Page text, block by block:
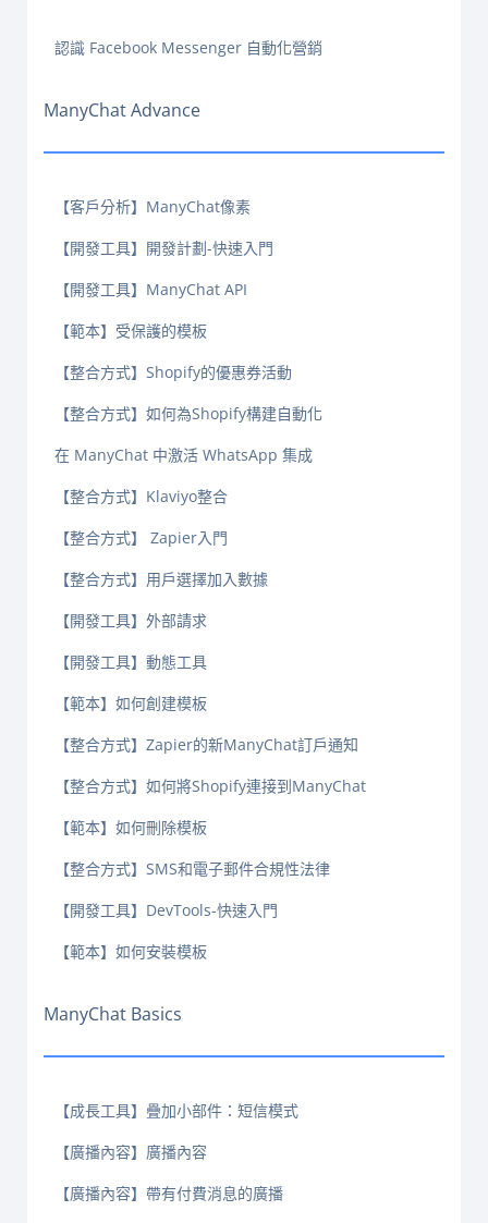
認識 Facebook Messenger 自動化營銷
ManyChat Advance
【客戶分析】ManyChat像素
【開發工具】開發計劃-快速入門
【開發工具】ManyChat API
【範本】受保護的模板
【整合方式】Shopify的優惠券活動
【整合方式】如何為Shopify構建自動化
在 ManyChat 中激活 WhatsApp 集成
【整合方式】Klaviyo整合
【整合方式】 Zapier入門
【整合方式】用戶選擇加入數據
【開發工具】外部請求
【開發工具】動態工具
【範本】如何創建模板
【整合方式】Zapier的新ManyChat訂戶通知
【整合方式】如何將Shopify連接到ManyChat
【範本】如何刪除模板
【整合方式】SMS和電子郵件合規性法律
【開發工具】DevTools-快速入門
【範本】如何安裝模板
ManyChat Basics
【成長工具】疊加小部件：短信模式
【廣播內容】廣播內容
【廣播內容】帶有付費消息的廣播